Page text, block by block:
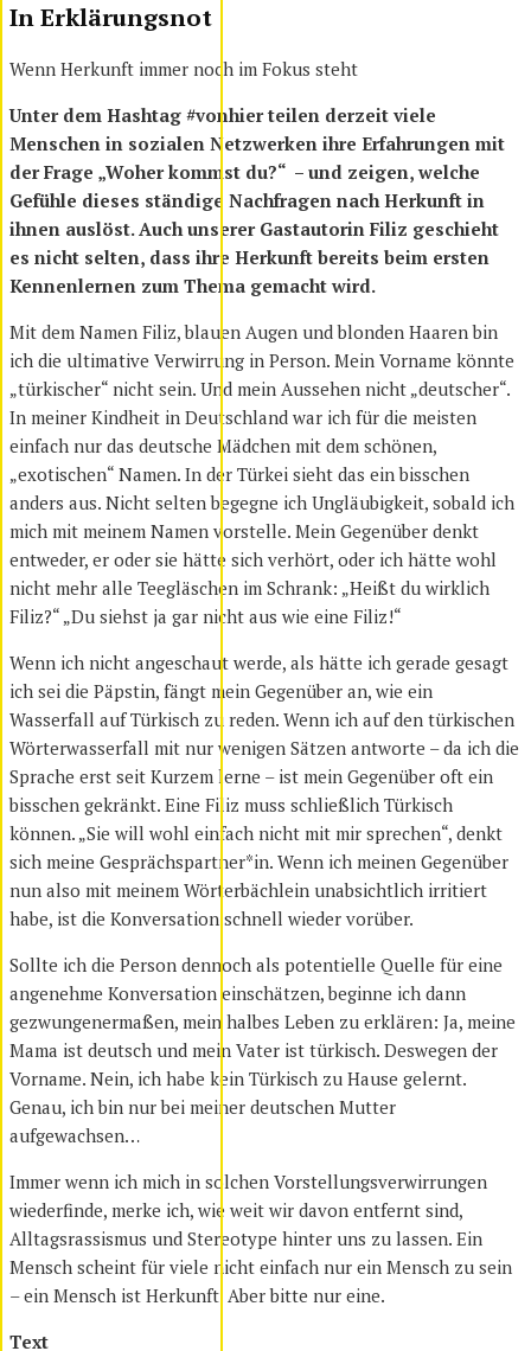
In Erklärungsnot
Wenn Herkunft immer noch im Fokus steht
Unter dem Hashtag #vonhier teilen derzeit viele
Menschen in sozialen Netzwerken ihre Erfahrungen mit
der Frage „Woher kommst du?“ – und zeigen, welche
Gefühle dieses ständige Nachfragen nach Herkunft in
ihnen auslöst.Auch unserer Gastautorin Filiz geschieht
es nicht selten, dass ihre Herkunft bereits beim ersten
Kennenlernen zum Thema gemacht wird.
Mit dem Namen Filiz, blauen Augen und blonden Haaren bin
ich die ultimative Verwirrung in Person. Mein Vorname könnte
„türkischer“ nicht sein. Und mein Aussehen nicht „deutscher“.
In meiner Kindheit in Deutschland war ich für die meisten
einfach nur das deutsche Mädchen mit dem schönen,
„exotischen“ Namen. In der Türkei sieht das ein bisschen
anders aus. Nicht selten begegne ich Ungläubigkeit, sobald ich
mich mit meinem Namen vorstelle. Mein Gegenüber denkt
entweder, er oder sie hätte sich verhört, oder ich hätte wohl
nicht mehr alle Teegläschen im Schrank: „Heißt du wirklich
Filiz?“ „Du siehst ja gar nicht aus wie eine Filiz!“
Wenn ich nicht angeschaut werde, als hätte ich gerade gesagt
ich sei die Päpstin, fängt mein Gegenüber an, wie ein
Wasserfall auf Türkisch zu reden. Wenn ich auf den türkischen
Wörterwasserfall mit nur wenigen Sätzen antworte – da ich die
Sprache erst seit Kurzem lerne – ist mein Gegenüber oft ein
bisschen gekränkt. Eine Filiz muss schließlich Türkisch
können. „Sie will wohl einfach nicht mit mir sprechen“, denkt
sich meine Gesprächspartner*in. Wenn ich meinen Gegenüber
nun also mit meinem Wörterbächlein unabsichtlich irritiert
habe, ist die Konversation schnell wieder vorüber.
Sollte ich die Person dennoch als potentielle Quelle für eine
angenehme Konversation einschätzen, beginne ich dann
gezwungenermaßen, mein halbes Leben zu erklären: Ja, meine
Mama ist deutsch und mein Vater ist türkisch. Deswegen der
Vorname. Nein, ich habe kein Türkisch zu Hause gelernt.
Genau, ich bin nur bei meiner deutschen Mutter
aufgewachsen…
Immer wenn ich mich in solchen Vorstellungsverwirrungen
wiederfinde, merke ich, wie weit wir davon entfernt sind,
Alltagsrassismus und Stereotype hinter uns zu lassen. Ein
Mensch scheint für viele nicht einfach nur ein Mensch zu sein
– ein Mensch ist Herkunft. Aber bitte nur eine.
Text